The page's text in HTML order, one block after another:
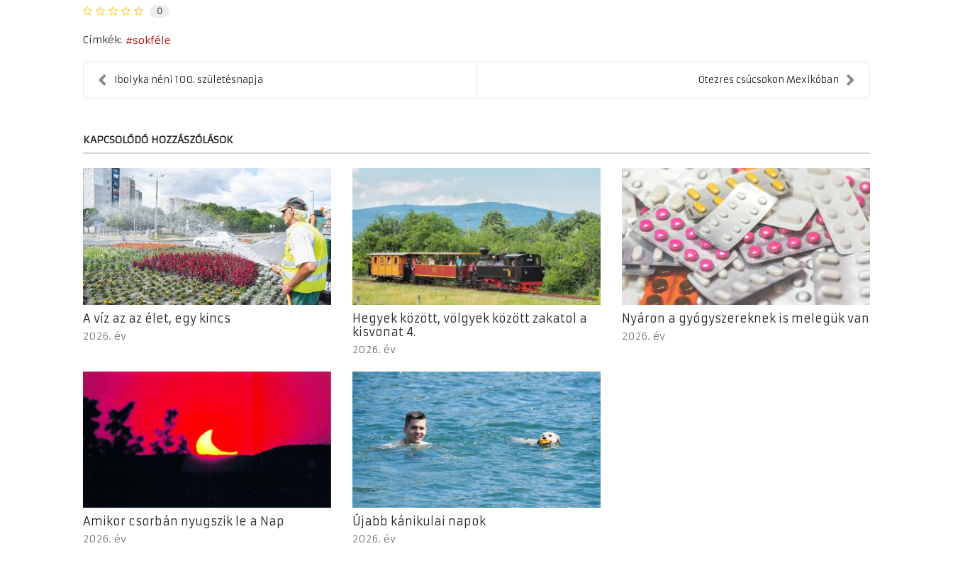
0
Címkék: sokféle
Ibolyka néni 100. születésnapja Ötezres csúcsokon Mexikóban
KAPCSOLÓDÓ HOZZÁSZÓLÁSOK
A víz az az élet, egy kincs
2026. év
Hegyek között, völgyek között zakatol a
kisvonat 4.
2026. év
Nyáron a gyógyszereknek is melegük van
2026. év
Amikor csorbán nyugszik le a Nap
2026. év
Újabb kánikulai napok
2026. év